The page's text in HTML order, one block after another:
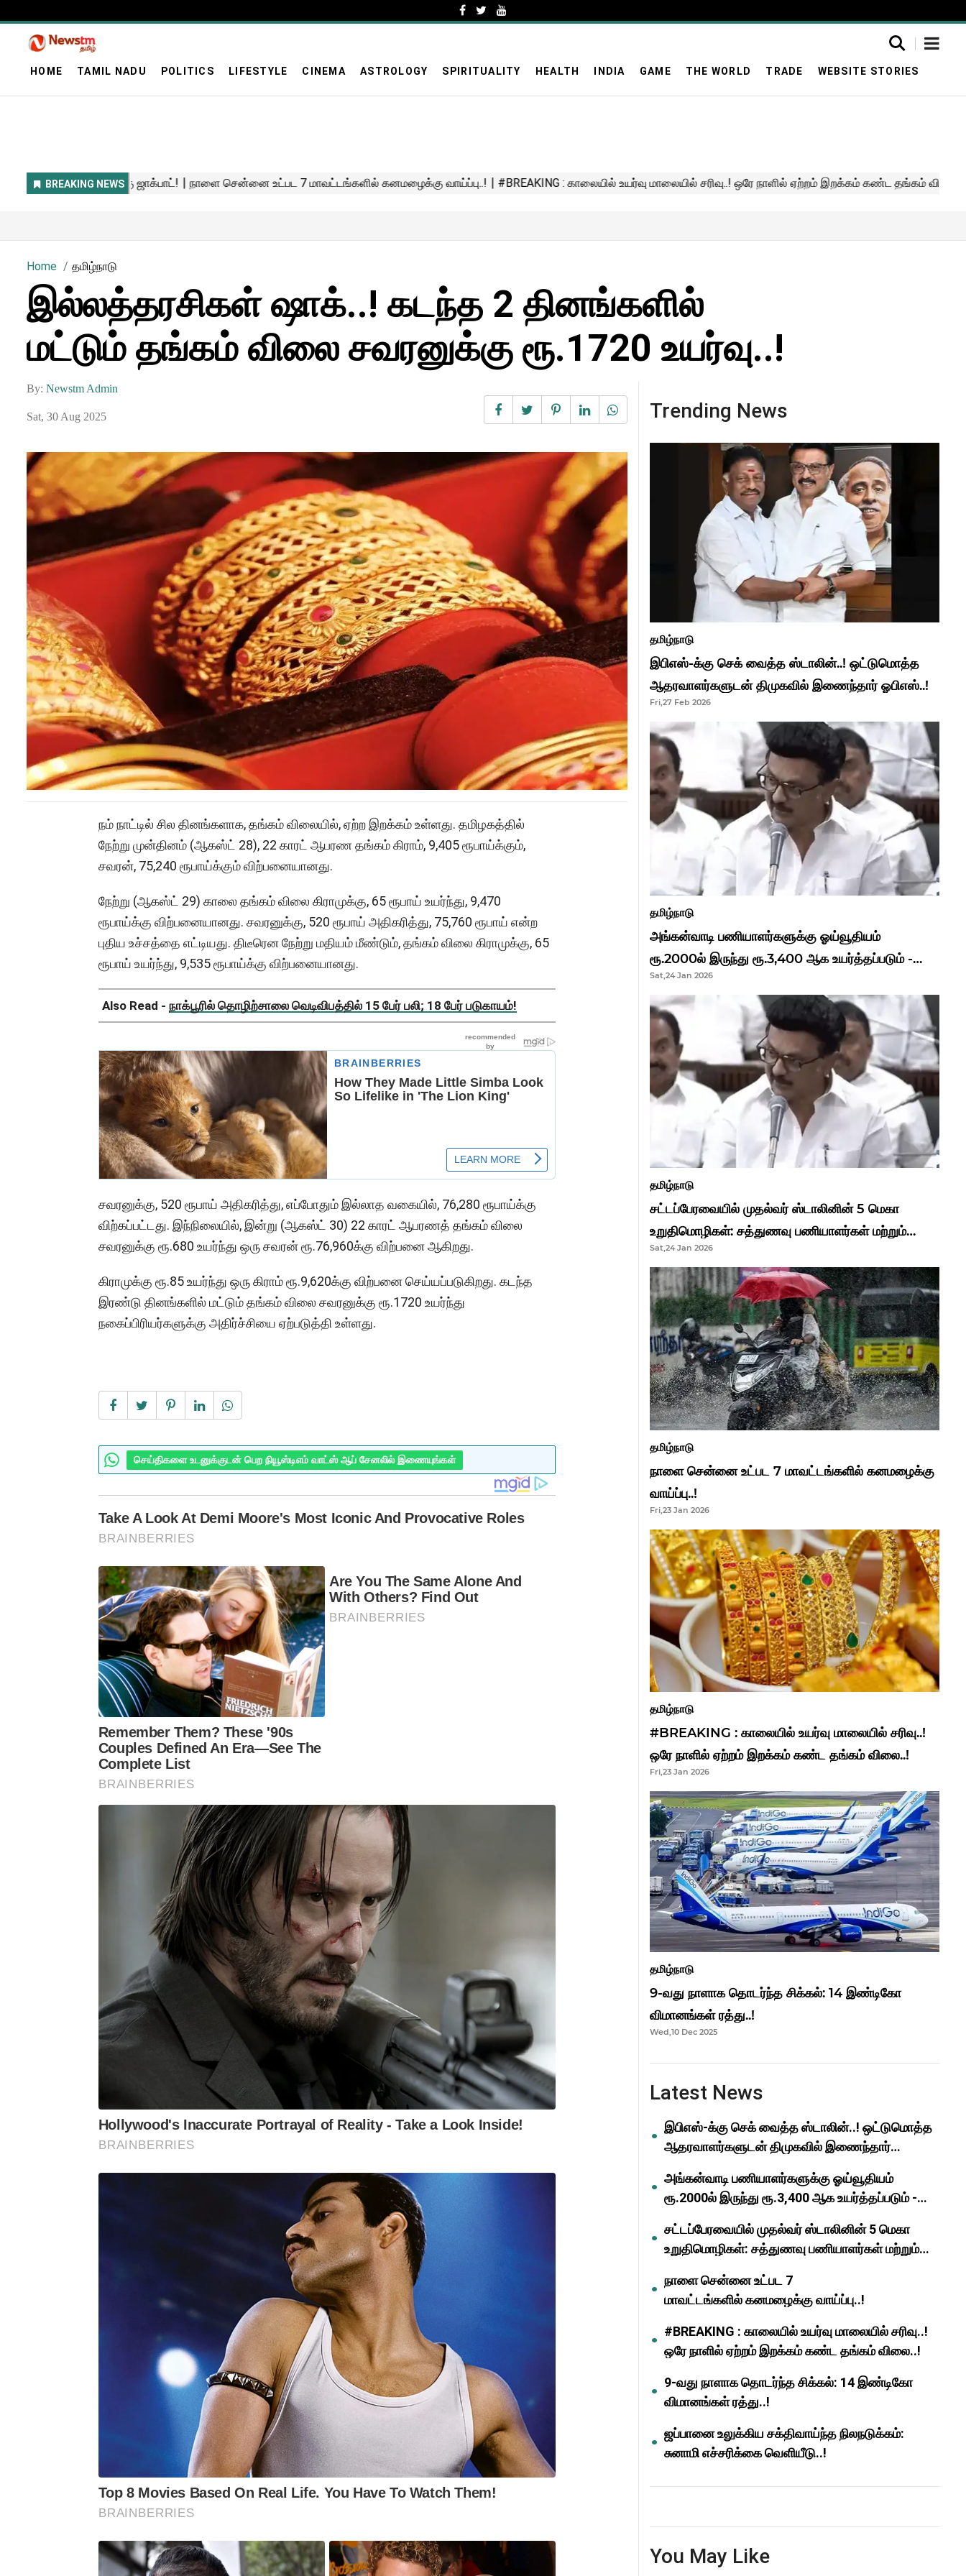
HOME TAMIL NADU POLITICS LIFESTYLE CINEMA ASTROLOGY SPIRITUALITY HEALTH INDIA GAME THE WORLD TRADE WEBSITE STORIES
Home தமிழ்நாடு
இல்லத்தரசிகள் ஷாக்..! கடந்த 2 தினங்களில்
மட்டும் தங்கம் விலை சவரனுக்கு ரூ.1720 உயர்வு..!
By: Newstm Admin
Sat, 30 Aug 2025
நம் நாட்டில் சில தினங்களாக, தங்கம் விலையில், ஏற்ற இறக்கம் உள்ளது. தமிழகத்தில்
நேற்று முன்தினம் (ஆகஸ்ட் 28), 22 காரட் ஆபரண தங்கம் கிராம், 9,405 ரூபாய்க்கும்,
சவரன், 75,240 ரூபாய்க்கும் விற்பனையானது.
நேற்று (ஆகஸ்ட் 29) காலை தங்கம் விலை கிராமுக்கு, 65 ரூபாய் உயர்ந்து, 9,470
ரூபாய்க்கு விற்பனையானது. சவரனுக்கு, 520 ரூபாய் அதிகரித்து, 75,760 ரூபாய் என்ற
புதிய உச்சத்தை எட்டியது. திடீரென நேற்று மதியம் மீண்டும், தங்கம் விலை கிராமுக்கு, 65
ரூபாய் உயர்ந்து, 9,535 ரூபாய்க்கு விற்பனையானது.
Also Read - நாக்பூரில் தொழிற்சாலை வெடிவிபத்தில் 15 பேர் பலி; 18 பேர் படுகாயம்!
சவரனுக்கு, 520 ரூபாய் அதிகரித்து, எப்போதும் இல்லாத வகையில், 76,280 ரூபாய்க்கு
விற்கப்பட்டது. இந்நிலையில், இன்று (ஆகஸ்ட் 30) 22 காரட் ஆபரணத் தங்கம் விலை
சவரனுக்கு ரூ.680 உயர்ந்து ஒரு சவரன் ரூ.76,960க்கு விற்பனை ஆகிறது.
கிராமுக்கு ரூ.85 உயர்ந்து ஒரு கிராம் ரூ.9,620க்கு விற்பனை செய்யப்படுகிறது. கடந்த
இரண்டு தினங்களில் மட்டும் தங்கம் விலை சவரனுக்கு ரூ.1720 உயர்ந்து
நகைப்பிரியர்களுக்கு அதிர்ச்சியை ஏற்படுத்தி உள்ளது.
செய்திகளை உடனுக்குடன் பெற நியூஸ்டிஎம் வாட்ஸ் ஆப் சேனலில் இணையுங்கள்
Trending News
தமிழ்நாடு
இபிஎஸ்-க்கு செக் வைத்த ஸ்டாலின்..! ஒட்டுமொத்த
ஆதரவாளர்களுடன் திமுகவில் இணைந்தார் ஓபிஎஸ்..!
Fri,27 Feb 2026
தமிழ்நாடு
அங்கன்வாடி பணியாளர்களுக்கு ஓய்வூதியம்
ரூ.2000ல் இருந்து ரூ.3,400 ஆக உயர்த்தப்படும் -
முதல்வர் மு.க.ஸ்டாலின்..!
Sat,24 Jan 2026
தமிழ்நாடு
சட்டப்பேரவையில் முதல்வர் ஸ்டாலினின் 5 மெகா
உறுதிமொழிகள்: சத்துணவு பணியாளர்கள் மற்றும்
ஆசிரியர்களுக்கு ஜாக்பாட்!
Sat,24 Jan 2026
தமிழ்நாடு
நாளை சென்னை உட்பட 7 மாவட்டங்களில் கனமழைக்கு
வாய்ப்பு..!
Fri,23 Jan 2026
தமிழ்நாடு
#BREAKING : காலையில் உயர்வு மாலையில் சரிவு..!
ஒரே நாளில் ஏற்றம் இறக்கம் கண்ட தங்கம் விலை..!
Fri,23 Jan 2026
தமிழ்நாடு
9-வது நாளாக தொடர்ந்த சிக்கல்: 14 இண்டிகோ
விமானங்கள் ரத்து..!
Wed,10 Dec 2025
Latest News
இபிஎஸ்-க்கு செக் வைத்த ஸ்டாலின்..! ஒட்டுமொத்த
ஆதரவாளர்களுடன் திமுகவில் இணைந்தார்
அங்கன்வாடி பணியாளர்களுக்கு ஓய்வூதியம்
ரூ.2000ல் இருந்து ரூ.3,400 ஆக உயர்த்தப்படும் -
சட்டப்பேரவையில் முதல்வர் ஸ்டாலினின் 5 மெகா
உறுதிமொழிகள்: சத்துணவு பணியாளர்கள் மற்றும்
நாளை சென்னை உட்பட 7
மாவட்டங்களில் கனமழைக்கு வாய்ப்பு..!
#BREAKING : காலையில் உயர்வு மாலையில் சரிவு..!
ஒரே நாளில் ஏற்றம் இறக்கம் கண்ட தங்கம் விலை..!
9-வது நாளாக தொடர்ந்த சிக்கல்: 14 இண்டிகோ
விமானங்கள் ரத்து..!
ஜப்பானை உலுக்கிய சக்திவாய்ந்த நிலநடுக்கம்:
சுனாமி எச்சரிக்கை வெளியீடு..!
You May Like